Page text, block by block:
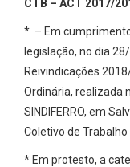
CTB – ACT 2017/
* – Em
legislação, no dia
Reivindicações
Ordinária, realizada
SINDIFERRO, em
Coletivo de
* Em protesto, a